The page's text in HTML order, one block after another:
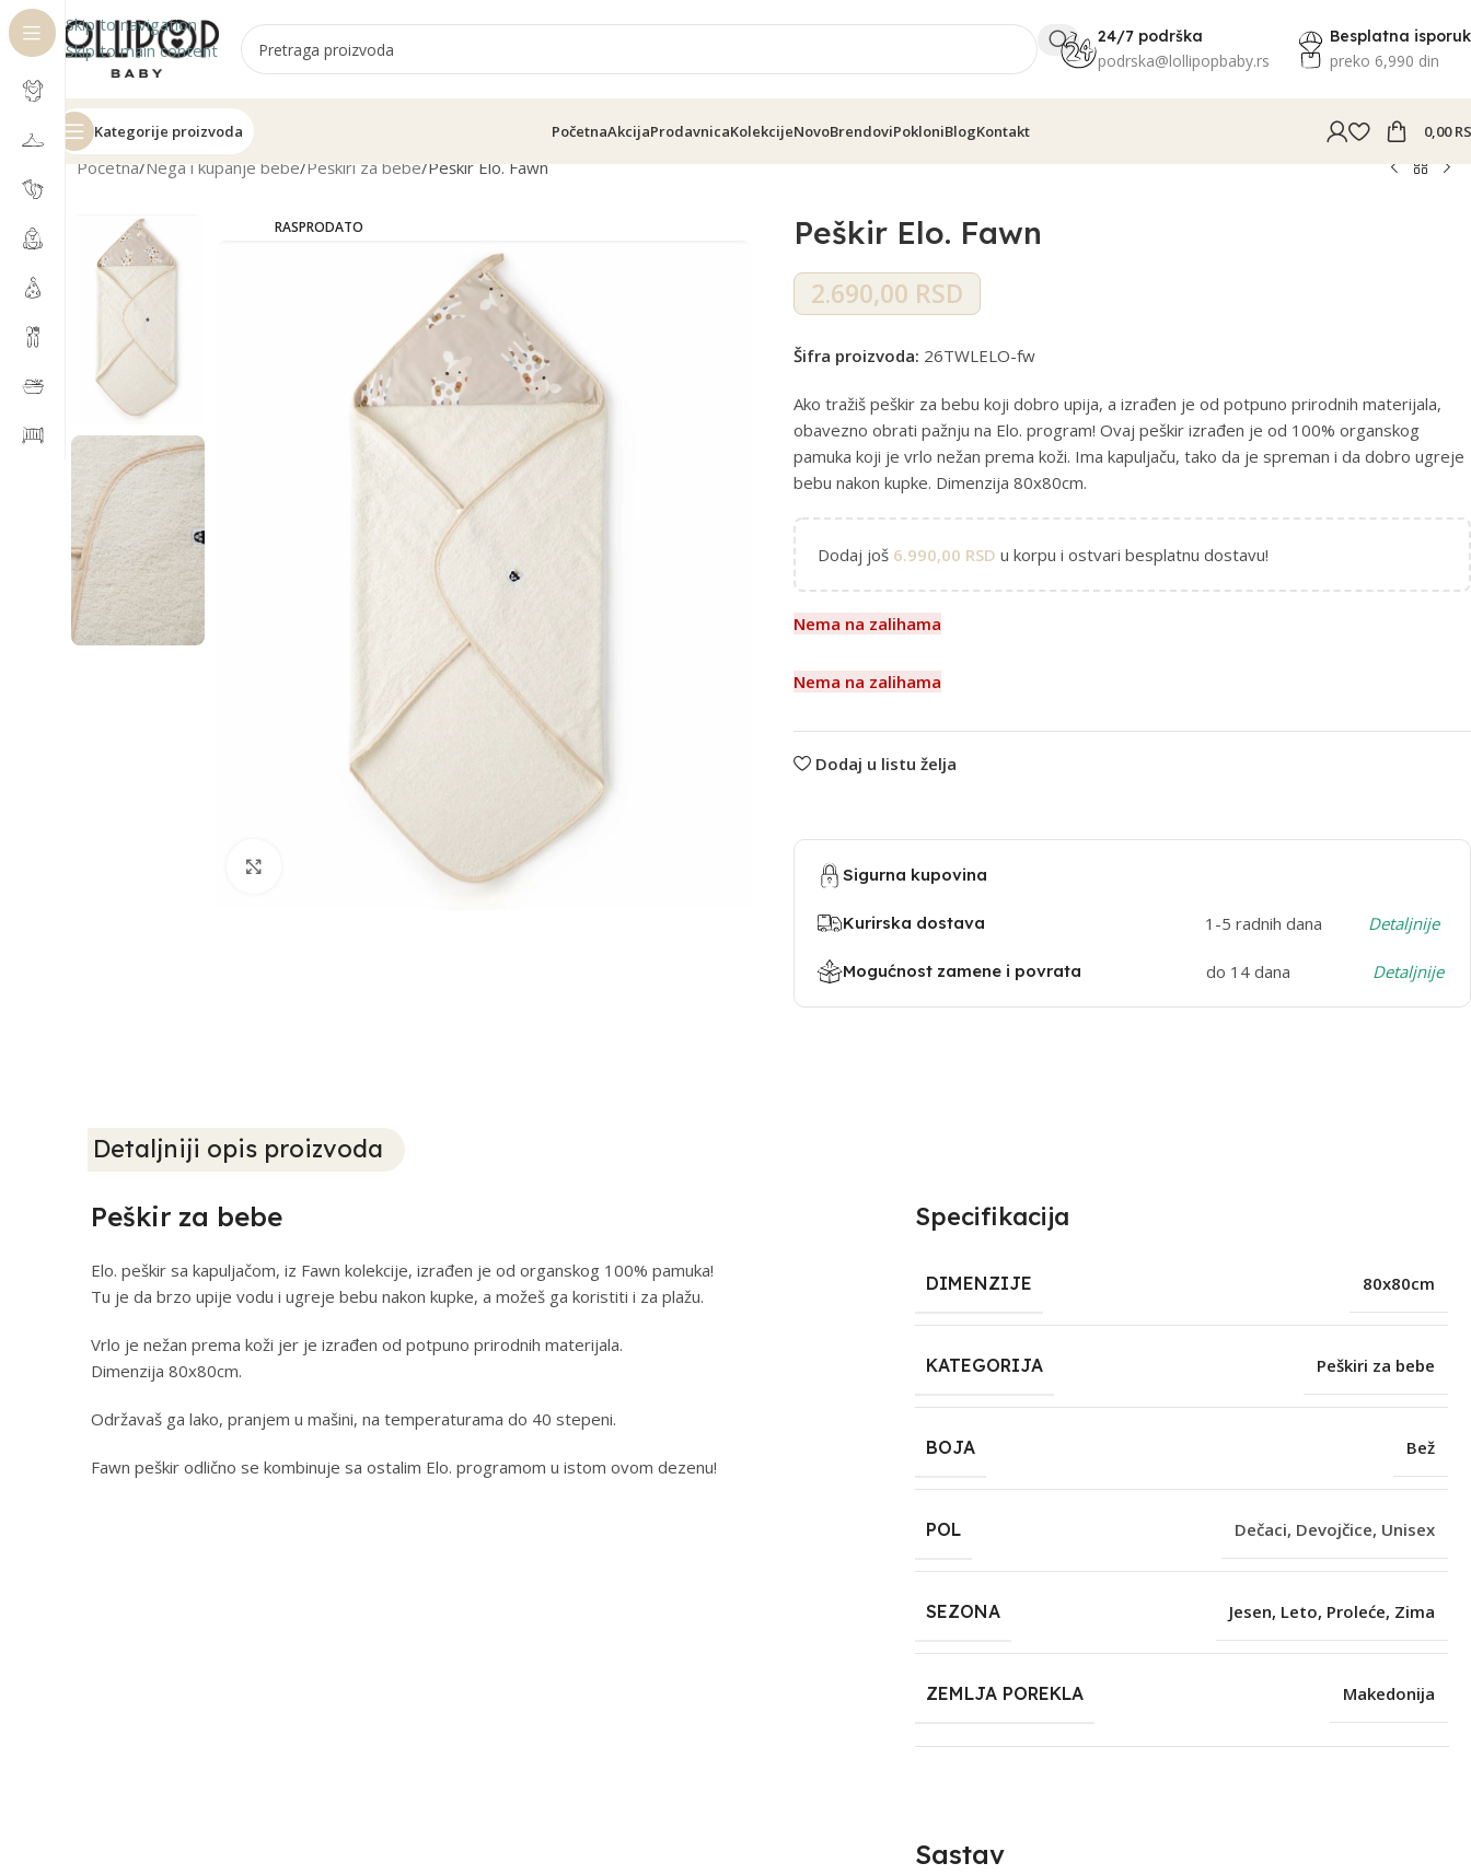
Skip to navigation
Skip to main content
24/7 podrška
podrska@lollipopbaby.rs
Besplatna
preko 6,990 din
Kategorije proizvoda PočetnaAkcijaProdavnicaKolekcijeNovoBrendoviPokloniBlogKontakt 0,00
Početna Nega i kupanje bebe Peškiri za bebe Peškir Elo. Fawn
RASPRODATO Peškir Elo. Fawn
2.690,00 RSD
Šifra proizvoda: 26TWLELO-fw
Ako tražiš peškir za bebu koji dobro upija, a izrađen je od potpuno prirodnih materijala,
obavezno obrati pažnju na Elo. program! Ovaj peškir izrađen je od 100% organskog
pamuka koji je vrlo nežan prema koži. Ima kapuljaču, tako da je spreman i da dobro ugreje
bebu nakon kupke. Dimenzija 80x80cm.
Dodaj još 6.990,00 RSD u korpu i ostvari besplatnu dostavu!
Nema na zalihama
Nema na zalihama
Dodaj u listu želja
Sigurna kupovina
Kurirska dostava 1-5 radnih dana Detaljnije
Mogućnost zamene i povrata do 14 dana Detaljnije
Detaljniji opis proizvoda
Peškir za bebe
Elo. peškir sa kapuljačom, iz Fawn kolekcije, izrađen je od organskog 100% pamuka!
Tu je da brzo upije vodu i ugreje bebu nakon kupke, a možeš ga koristiti i za plažu.
Vrlo je nežan prema koži jer je izrađen od potpuno prirodnih materijala.
Dimenzija 80x80cm.
Održavaš ga lako, pranjem u mašini, na temperaturama do 40 stepeni.
Fawn peškir odlično se kombinuje sa ostalim Elo. programom u istom ovom dezenu!
Specifikacija
DIMENZIJE 80x80cm
KATEGORIJA Peškiri za bebe
BOJA Bež
POL Dečaci, Devojčice, Unisex
SEZONA Jesen, Leto, Proleće, Zima
ZEMLJA POREKLA Makedonija
Sastav